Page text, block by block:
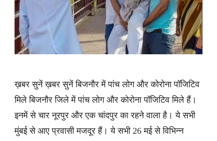
ख़बर सुनें ख़बर सुनें बिजनौर में पांच लोग और कोरोना पॉजिटिव
मिले बिजनौर जिले में पांच लोग और कोरोना पॉजिटिव मिले हैं।
इनमें से चार नूरपुर और एक चांदपुर का रहने वाला है। ये सभी
मुंबई से आए प्रवासी मजदूर हैं। ये सभी 26 मई से विभिन्न